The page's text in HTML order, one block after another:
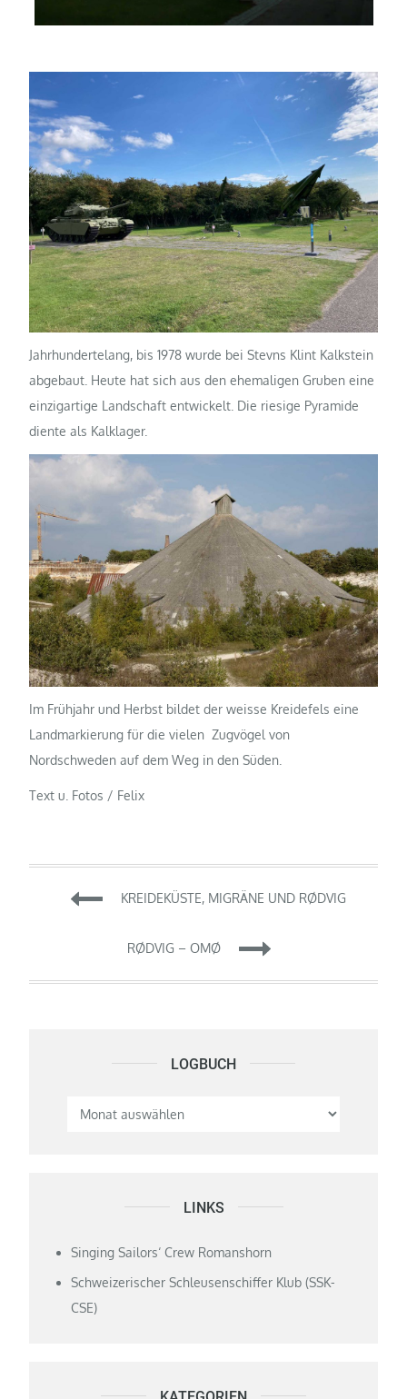
Jahrhundertelang, bis 1978 wurde bei Stevns Klint Kalkstein
abgebaut. Heute hat sich aus den ehemaligen Gruben eine
einzigartige Landschaft entwickelt. Die riesige Pyramide
diente als Kalklager.
Im Frühjahr und Herbst bildet der weisse Kreidefels eine
Landmarkierung für die vielen Zugvögel von
Nordschweden auf dem Weg in den Süden.
Text u. Fotos / Felix
Beitragsnavigation
KREIDEKÜSTE, MIGRÄNE UND RØDVIG
RØDVIG – OMØ
LOGBUCH Logbuch
LINKS
Singing Sailors‘ Crew Romanshorn
Schweizerischer Schleusenschiffer Klub (SSK-
CSE)